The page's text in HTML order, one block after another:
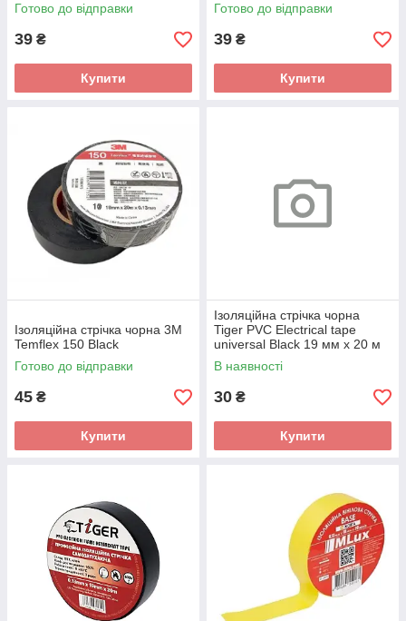
Готово до відправки
39 ₴
Купити
Готово до відправки
39 ₴
Купити
Ізоляційна стрічка чорна 3M
Temflex 150 Black
Готово до відправки
45 ₴
Купити
Ізоляційна стрічка чорна
Tiger PVC Electrical tape
universal Black 19 мм х 20 м
В наявності
30 ₴
Купити